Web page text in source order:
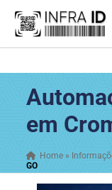
em
Home »
GO